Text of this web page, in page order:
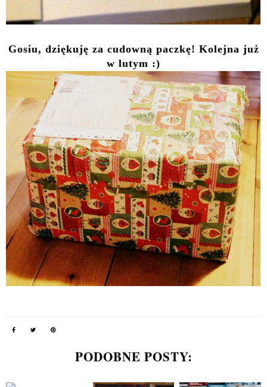
Gosiu, dziękuję za cudowną paczkę! Kolejna już
w lutym :)
PODOBNE POSTY: